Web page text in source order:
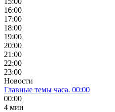
16:00
17:00
18:00
19:00
20:00
21:00
22:00
23:00
Новости
Главные темы часа. 00:00
00:00
4 мин